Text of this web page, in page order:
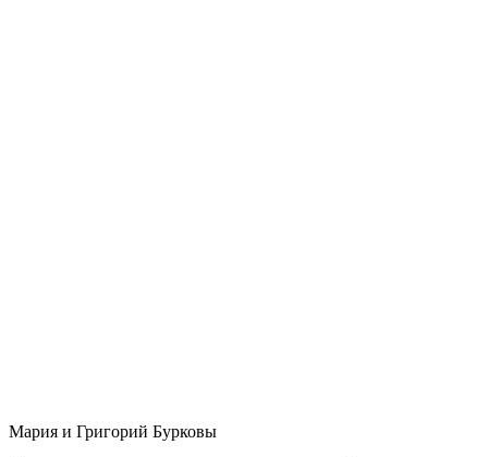
Мария и Григорий Бурковы